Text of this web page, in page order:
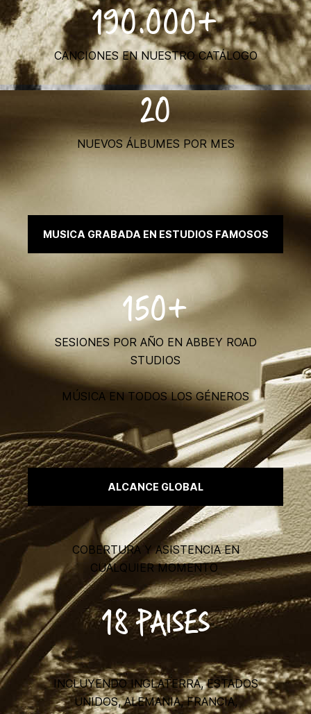
190.000+
CANCIONES EN NUESTRO CATÁLOGO
20
NUEVOS ÁLBUMES POR MES
MUSICA GRABADA EN ESTUDIOS FAMOSOS
150+
SESIONES POR AÑO EN ABBEY ROAD
STUDIOS
MÚSICA EN TODOS LOS GÉNEROS
ALCANCE GLOBAL
COBERTURA Y ASISTENCIA EN
CUALQUIER MOMENTO
18 PAISES
INCLUYENDO INGLATERRA, ESTADOS
UNIDOS, ALEMANIA, FRANCIA,